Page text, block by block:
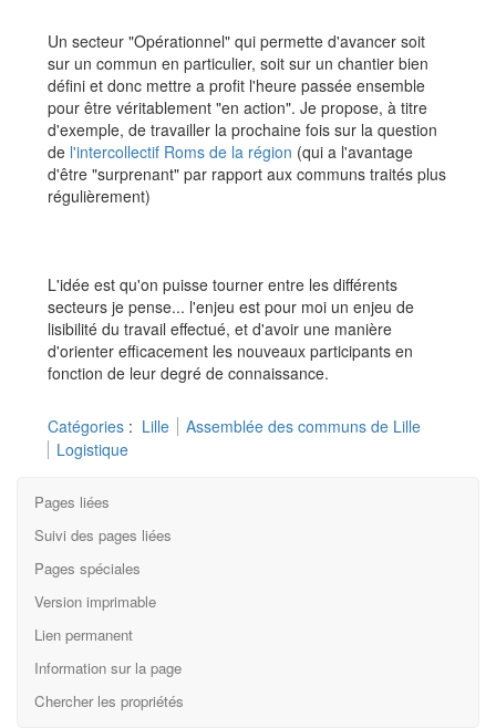
Un secteur "Opérationnel" qui permette d'avancer soit
sur un commun en particulier, soit sur un chantier bien
défini et donc mettre a profit l'heure passée ensemble
pour être véritablement "en action". Je propose, à titre
d'exemple, de travailler la prochaine fois sur la question
de l'intercollectif Roms de la région (qui a l'avantage
d'être "surprenant" par rapport aux communs traités plus
régulièrement)
L'idée est qu'on puisse tourner entre les différents
secteurs je pense... l'enjeu est pour moi un enjeu de
lisibilité du travail effectué, et d'avoir une manière
d'orienter efficacement les nouveaux participants en
fonction de leur degré de connaissance.
Catégories : Lille
Assemblée des communs de Lille
Logistique
Pages liées
Suivi des pages liées
Pages spéciales
Version imprimable
Lien permanent
Information sur la page
Chercher les propriétés